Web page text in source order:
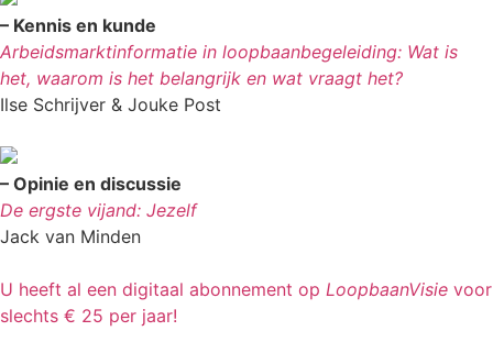
– Kennis en kunde
Arbeidsmarktinformatie in loopbaanbegeleiding: Wat is
het, waarom is het belangrijk en wat vraagt het?
Ilse Schrijver & Jouke Post
– Opinie en discussie
De ergste vijand: Jezelf
Jack van Minden
U heeft al een digitaal abonnement op LoopbaanVisie voor
slechts € 25 per jaar!